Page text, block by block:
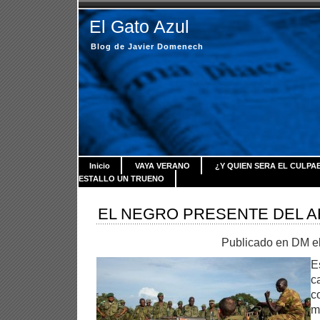
El Gato Azul
Blog de Javier Domenech
Inicio VAYA VERANO
¿Y QUIEN SERA EL
ESTALLO UN TRUENO
EL NEGRO PRESENTE DEL
Publicado en DM